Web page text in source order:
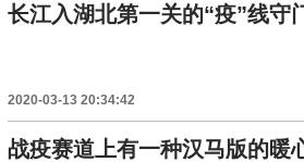
长江入湖北第一关的“疫”线守
2020-03-13 20:34:42
战疫赛道上有一种汉马版的暖